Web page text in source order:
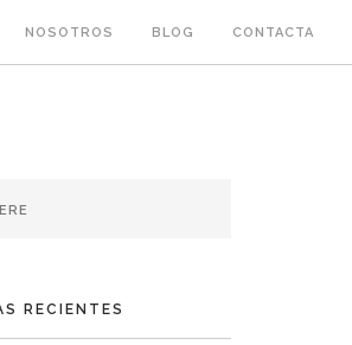
NOSOTROS BLOG CONTACTA
RECIENTES